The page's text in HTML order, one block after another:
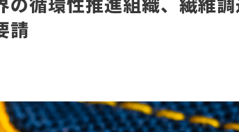
の循環性推進組織、繊維
請